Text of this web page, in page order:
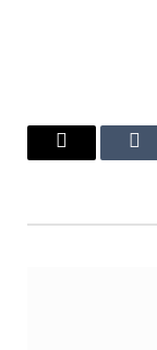
Tumblr
البريد